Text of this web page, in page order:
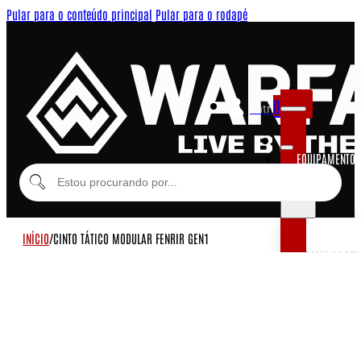
Pular para o conteúdo principal Pular para o rodapé
Entrar
0
EQUIPAMENTOS
INÍCIO/CINTO TÁTICO MODULAR FENRIR GEN1